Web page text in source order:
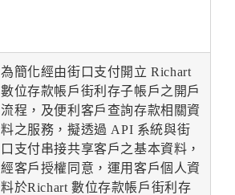
為簡化經由街口支付開立 Richart
數位存款帳戶街利存子帳戶之開戶
流程，及便利客戶查詢存款相關資
料之服務，擬透過 API 系統與街
口支付串接共享客戶之基本資料，
經客戶授權同意，運用客戶個人資
料於Richart 數位存款帳戶街利存